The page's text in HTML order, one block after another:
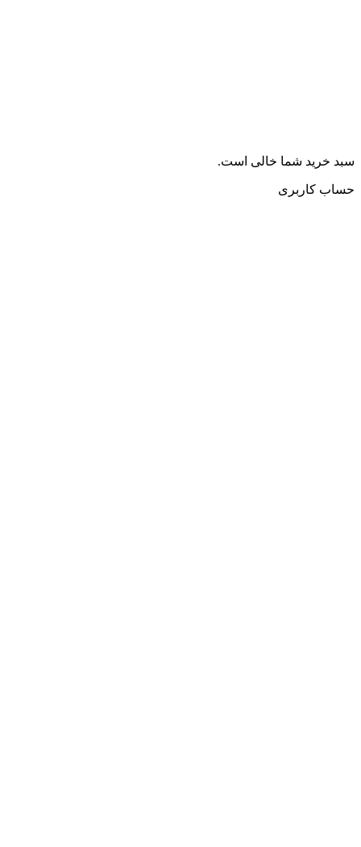
سبد خرید شما خالی است.
حساب کاربری